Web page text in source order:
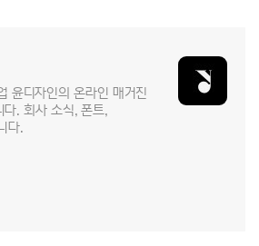
윤디자인의 온라인 매거진
. 회사 소식, 폰트,
다.